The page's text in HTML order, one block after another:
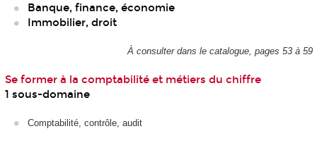
Banque, finance, économie
Immobilier, droit
À consulter dans le catalogue, pages 53 à 59
Se former à la comptabilité et métiers du chiffre
1 sous-domaine
Comptabilité, contrôle, audit